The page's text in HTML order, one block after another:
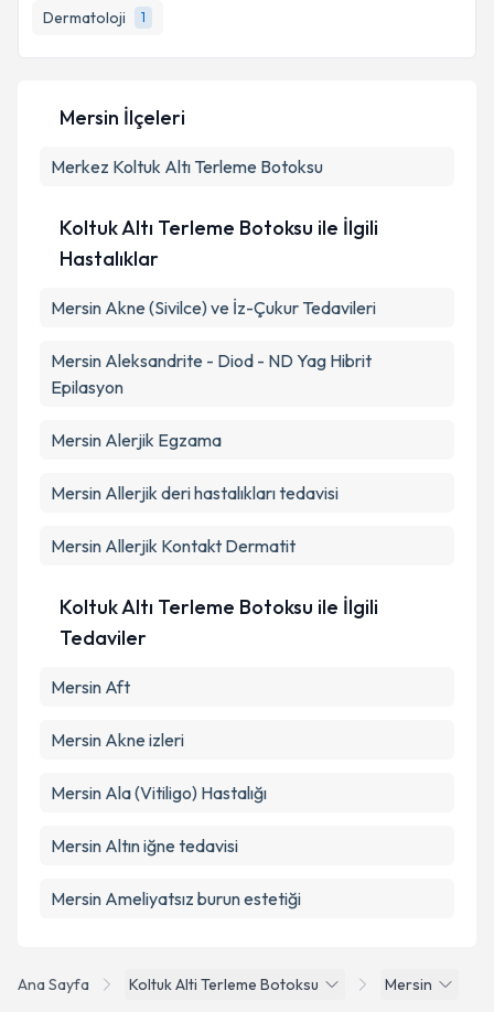
Dermatoloji
1
Ana Sayfa Koltuk Alti Terleme Botoksu Mersin
Mersin İlçeleri
Merkez Koltuk Altı Terleme Botoksu
Koltuk Altı Terleme Botoksu ile İlgili
Hastalıklar
Mersin Akne (Sivilce) ve İz-Çukur Tedavileri
Mersin Aleksandrite - Diod - ND Yag Hibrit
Epilasyon
Mersin Alerjik Egzama
Mersin Allerjik deri hastalıkları tedavisi
Mersin Allerjik Kontakt Dermatit
Koltuk Altı Terleme Botoksu ile İlgili
Tedaviler
Mersin Aft
Mersin Akne izleri
Mersin Ala (Vitiligo) Hastalığı
Mersin Altın iğne tedavisi
Mersin Ameliyatsız burun estetiği